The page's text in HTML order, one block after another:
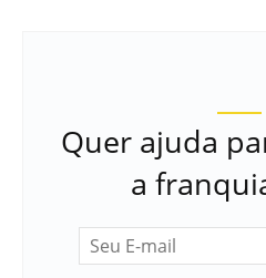
Quer ajuda
a